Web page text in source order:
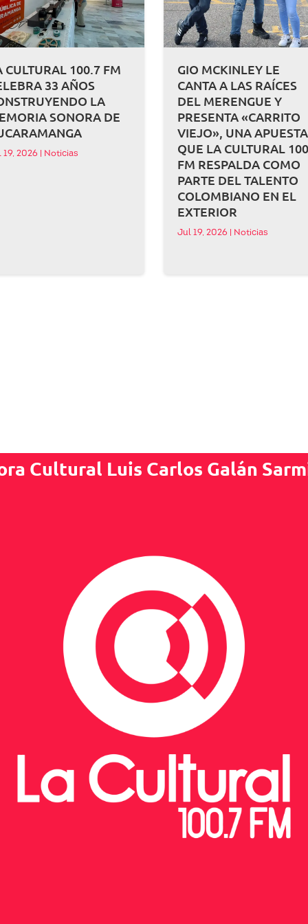
CULTURAL 100.7 FM
33 AÑOS
LA
SONORA DE
19, 2026 Noticias
GIO MCKINLEY LE
CANTA A LAS RAÍCES
DEL MERENGUE Y
PRESENTA «CARRITO
VIEJO», UNA APUESTA
QUE LA CULTURAL
FM RESPALDA COMO
PARTE DEL TALENTO
COLOMBIANO EN EL
EXTERIOR
Jul 19, 2026 Noticias
Cultural Luis Carlos Galán